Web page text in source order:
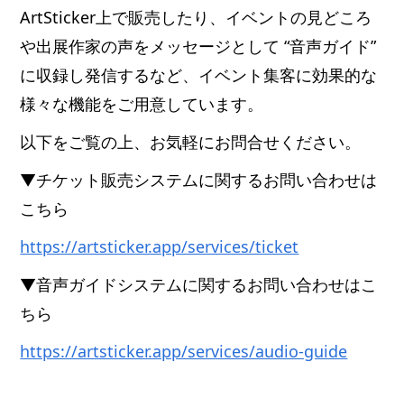
ArtSticker上で販売したり、イベントの見どころ
や出展作家の声をメッセージとして “音声ガイド”
に収録し発信するなど、イベント集客に効果的な
様々な機能をご用意しています。
以下をご覧の上、お気軽にお問合せください。
▼チケット販売システムに関するお問い合わせは
こちら
https://artsticker.app/services/ticket
▼音声ガイドシステムに関するお問い合わせはこ
ちら
https://artsticker.app/services/audio-guide